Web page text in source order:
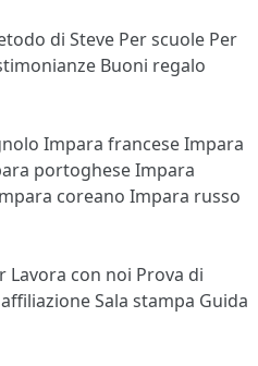
di Steve Per scuole Per
Buoni regalo
Impara franceseImpara
portogheseImpara
coreano Impara russo
Lavora con noi Prova di
Sala stampa Guida